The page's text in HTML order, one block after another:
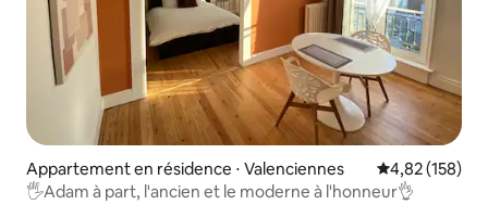
Appartement en résidence ⋅ Valenciennes Évaluation
4,82 (158)
🖐Adam à part, l'ancien et le moderne à l'honneur👌